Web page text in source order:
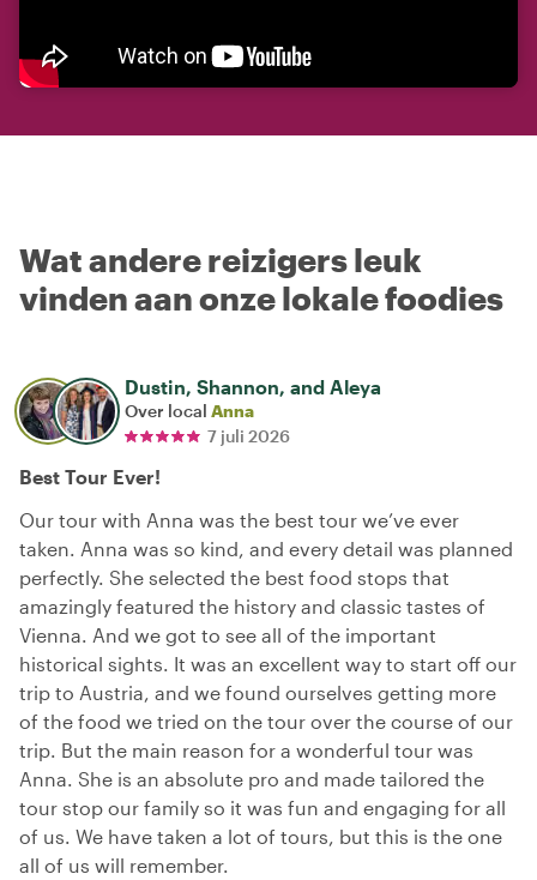
Wat andere reizigers leuk
vinden aan onze lokale foodies
Dustin, Shannon, and Aleya
Over local Anna
7 juli 2026
Best Tour Ever!
Our tour with Anna was the best tour we’ve ever
taken. Anna was so kind, and every detail was planned
perfectly. She selected the best food stops that
amazingly featured the history and classic tastes of
Vienna. And we got to see all of the important
historical sights. It was an excellent way to start off our
trip to Austria, and we found ourselves getting more
of the food we tried on the tour over the course of our
trip. But the main reason for a wonderful tour was
Anna. She is an absolute pro and made tailored the
tour stop our family so it was fun and engaging for all
of us. We have taken a lot of tours, but this is the one
all of us will remember.